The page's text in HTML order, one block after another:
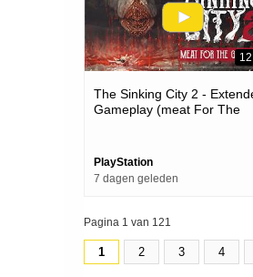
The Sinking City 2 -
Gameplay (meat For The
PlayStation
7 dagen geleden
Pagina 1 van 121
1 2 3 4